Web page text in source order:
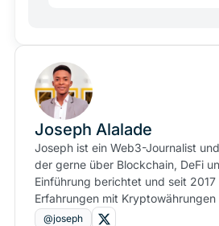
Joseph Alalade
Joseph ist ein Web3-Journalist
der gerne über Blockchain, DeFi
Einführung berichtet und seit
Erfahrungen mit Kryptowährungen
@joseph